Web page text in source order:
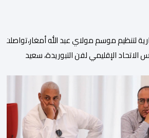
لتنظيم موسم مولاي عبد الله
الاتحاد الإقليمي لفن التبوريدة، سعيد
مؤشرات إيجابية على مستوى تنوعالمشاركة،
الكبير الذي باتت تعرفه تظاهرةالتبوريدة
الموسم إقبالا جماهيريا
الذي يحظى به فن التبوريدة، باعتبارهأحد